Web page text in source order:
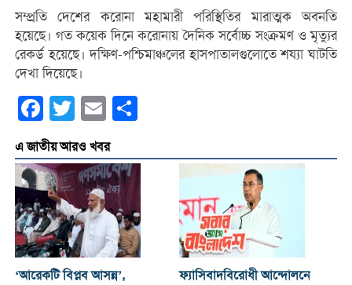
সম্প্রতি দেশের করোনা মহামারী পরিস্থিতির মারাত্মক অবনতি
হয়েছে। গত কয়েক দিনে করোনায় দৈনিক সর্বোচ্চ সংক্রমণ ও মৃত্যুর
রেকর্ড হয়েছে। দক্ষিণ-পশ্চিমাঞ্চলের হাসপাতালগুলোতে শয্যা ঘাটতি
দেখা দিয়েছে।
Facebook
Twitter Email
এ জাতীয় আরও খবর
‘আরেকটি বিপ্লব আসন্ন’,
ফ্যাসিবাদবিরোধী আন্দোলনে